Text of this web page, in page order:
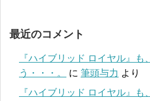
最近のコメント
『ハイブリッド ロイヤル』も
う・・・。
に 筆頭与力 より
『ハイブリッド ロイヤル』も